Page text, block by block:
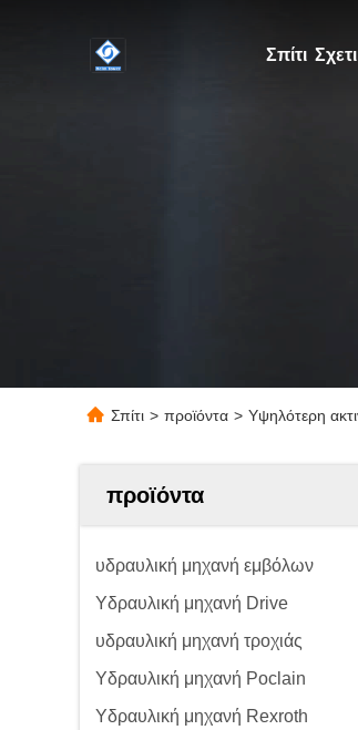
Σπίτι
Σπίτι > προϊόντα > Υψηλότερη
προϊόντα
υδραυλική μηχανή εμβόλων
Υδραυλική μηχανή Drive
υδραυλική μηχανή τροχιάς
Υδραυλική μηχανή Poclain
Υδραυλική μηχανή Rexroth